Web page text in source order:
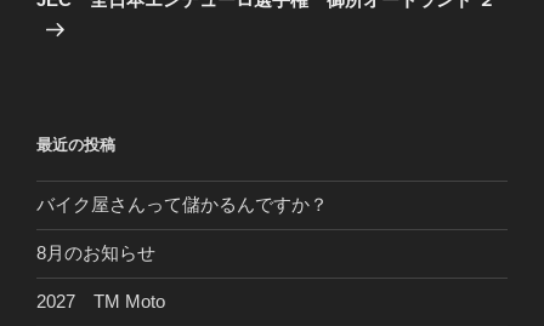
ー
最近の投稿
バイク屋さんって儲かるんですか？
8月のお知らせ
2027 TM Moto